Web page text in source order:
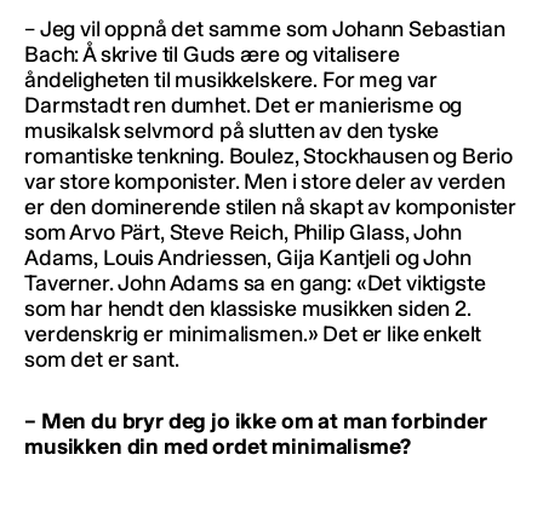
– Jeg vil oppnå det samme som Johann Sebastian
Bach: Å skrive til Guds ære og vitalisere
åndeligheten til musikkelskere. For meg var
Darmstadt ren dumhet. Det er manierisme og
musikalsk selvmord på slutten av den tyske
romantiske tenkning. Boulez, Stockhausen og Berio
var store komponister. Men i store deler av verden
er den dominerende stilen nå skapt av komponister
som Arvo Pärt, Steve Reich, Philip Glass, John
Adams, Louis Andriessen, Gija Kantjeli og John
Taverner. John Adams sa en gang: «Det viktigste
som har hendt den klassiske musikken siden 2.
verdenskrig er minimalismen.» Det er like enkelt
som det er sant.
– Men du bryr deg jo ikke om at man forbinder
musikken din med ordet minimalisme?